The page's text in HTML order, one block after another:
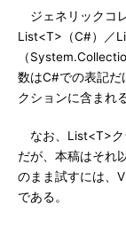
ジェネリックコ
List<T>（C#）／
（
数はC#での表記だ
クションに含まれ
なお、List<T>ク
だが、本稿はそれ
のまま試すには、
である。